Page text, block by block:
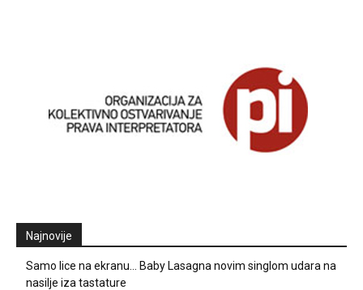
Najnovije
Samo lice na ekranu… Baby Lasagna novim singlom udara na
nasilje iza tastature